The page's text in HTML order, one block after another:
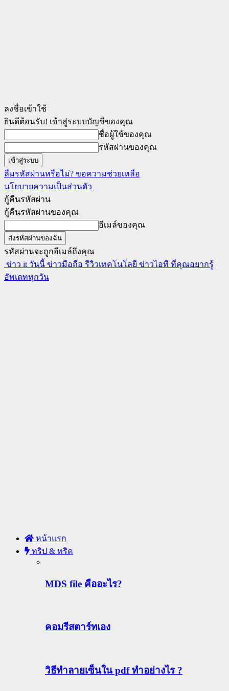
ลงชื่อเข้าใช้
ยินดีต้อนรับ! เข้าสู่ระบบบัญชีของคุณ
ชื่อผู้ใช้ของคุณ
รหัสผ่านของคุณ
ลืมรหัสผ่านหรือไม่? ขอความช่วยเหลือ
นโยบายความเป็นส่วนตัว
กู้คืนรหัสผ่าน
กู้คืนรหัสผ่านของคุณ
อีเมล์ของคุณ
รหัสผ่านจะถูกอีเมล์ถึงคุณ
ข่าว it วันนี้ ข่าวมือถือ รีวิวเทคโนโลยี ข่าวไอที ที่คุณอยากรู้
อัพเดททุกวัน
หน้าแรก
ทริป & ทริค
MDS file คืออะไร?
คอมรีสตาร์ทเอง
วิธีทําลายเซ็นใน pdf ทำอย่างไร ?